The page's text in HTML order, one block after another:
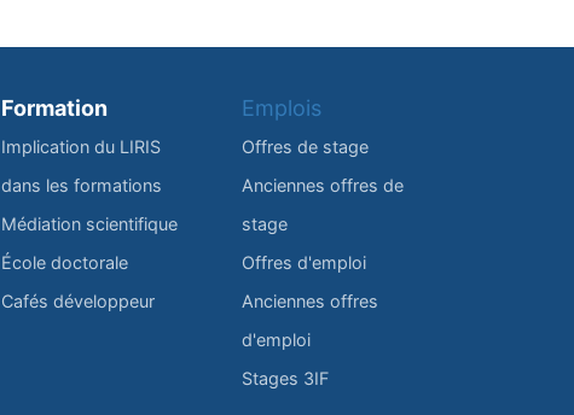
Formation
Implication du LIRIS
dans les formations
Médiation scientifique
École doctorale
Cafés développeur
Emplois
Offres de stage
Anciennes offres de
stage
Offres d'emploi
Anciennes offres
d'emploi
Stages 3IF